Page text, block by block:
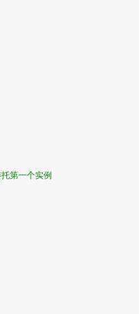
第一个实例